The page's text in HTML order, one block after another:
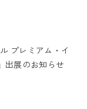
プレミアム・イ
出展のお知らせ